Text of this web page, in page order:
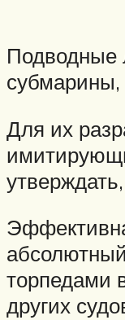
Подводные
Для их
торпедами
других